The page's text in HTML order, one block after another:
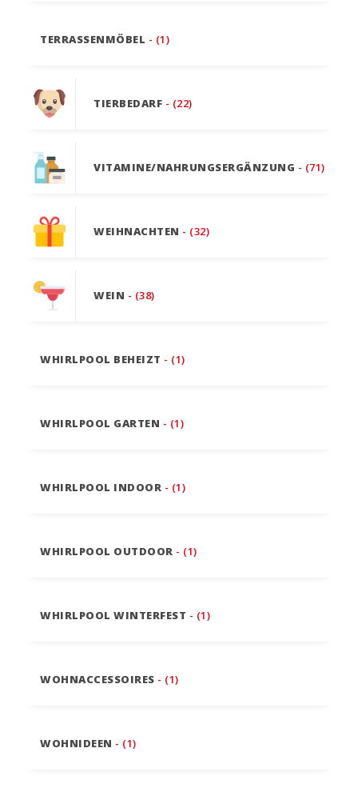
TERRASSENMÖBEL - (1)
TIERBEDARF - (22)
VITAMINE/NAHRUNGSERGÄNZUNG - (71)
WEIHNACHTEN - (32)
WEIN - (38)
WHIRLPOOL BEHEIZT - (1)
WHIRLPOOL GARTEN - (1)
WHIRLPOOL INDOOR - (1)
WHIRLPOOL OUTDOOR - (1)
WHIRLPOOL WINTERFEST - (1)
WOHNACCESSOIRES - (1)
WOHNIDEEN - (1)